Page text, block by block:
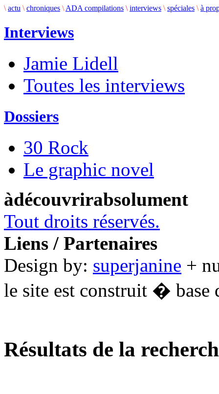
\ actu \ chroniques \ ADA compilations \ interviews \ spéciales \ à
Interviews
Jamie Lidell
Toutes les interviews
Dossiers
30 Rock
Le graphic novel
àdécouvrirabsolument
Tout droits réservés.
Liens / Partenaires
Design by: superjanine +
le site est construit � base
Résultats de la